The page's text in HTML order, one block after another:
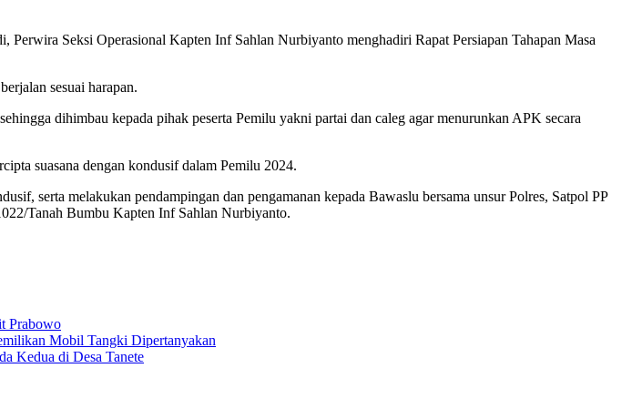
Seksi Operasional Kapten Inf Sahlan Nurbiyanto menghadiri Rapat Persiapan Tahapan Masa
sesuai harapan.
dihimbau kepada pihak peserta Pemilu yakni partai dan caleg agar menurunkan APK secara
suasana dengan kondusif dalam Pemilu 2024.
serta melakukan pendampingan dan pengamanan kepada Bawaslu bersama unsur Polres, Satpol PP
Tanah Bumbu Kapten Inf Sahlan Nurbiyanto.
Prabowo
Mobil Tangki Dipertanyakan
Kedua di Desa Tanete